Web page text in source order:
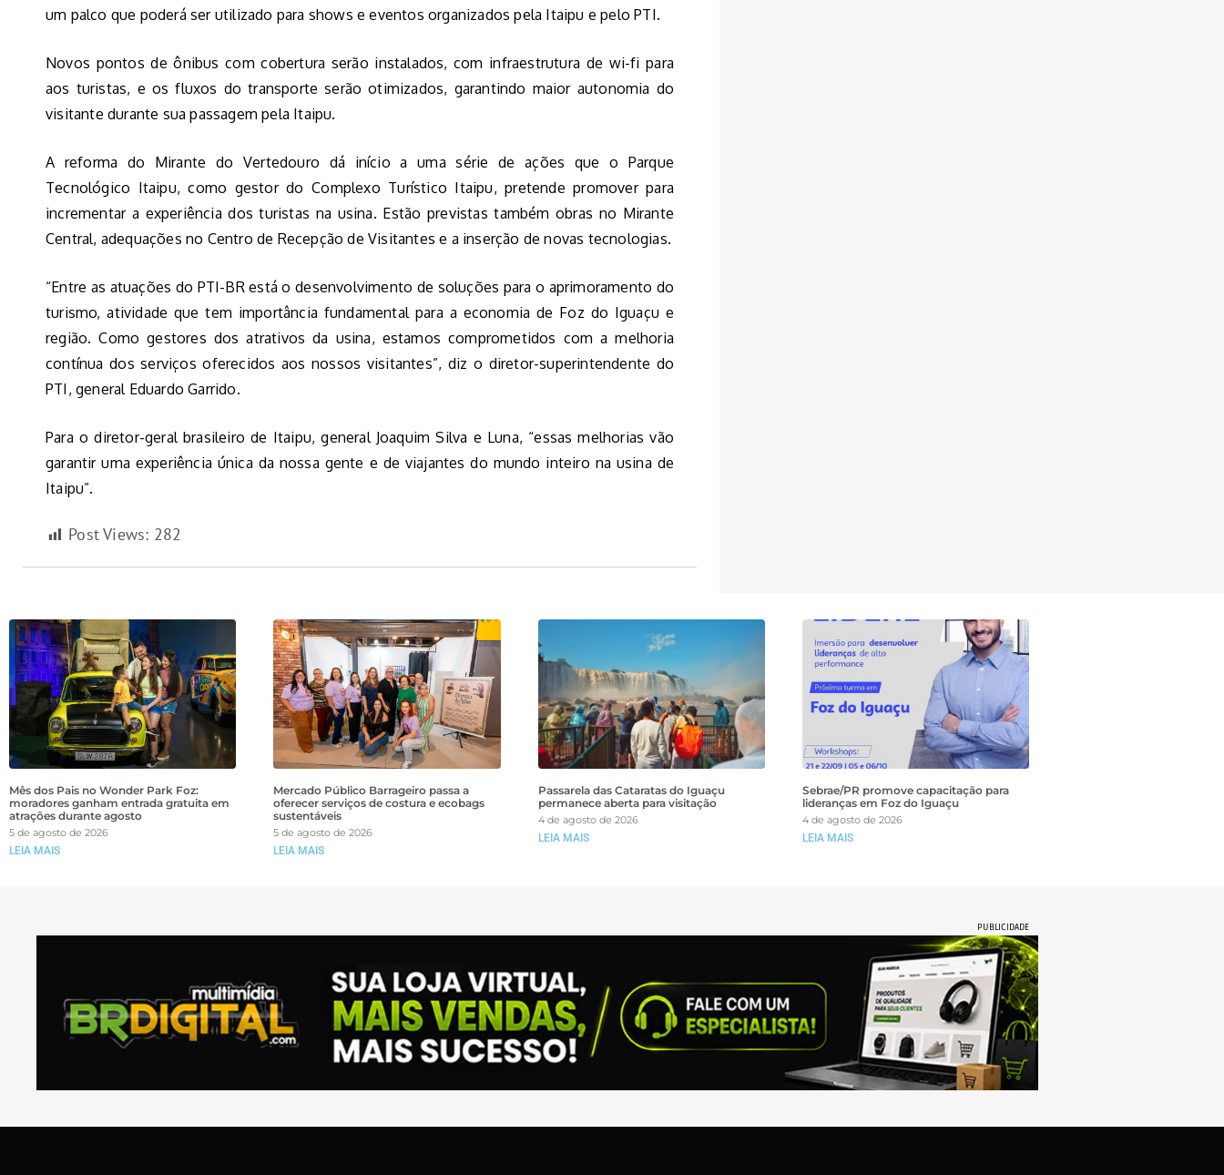
um palco que poderá ser utilizado para shows e eventos organizados pela Itaipu e pelo PTI.
Novos pontos de ônibus com cobertura serão instalados, com infraestrutura de wi-fi para
aos turistas, e os fluxos do transporte serão otimizados, garantindo maior autonomia do
visitante durante sua passagem pela Itaipu.
A reforma do Mirante do Vertedouro dá início a uma série de ações que o Parque
Tecnológico Itaipu, como gestor do Complexo Turístico Itaipu, pretende promover para
incrementar a experiência dos turistas na usina. Estão previstas também obras no Mirante
Central, adequações no Centro de Recepção de Visitantes e a inserção de novas tecnologias.
“Entre as atuações do PTI-BR está o desenvolvimento de soluções para o aprimoramento do
turismo, atividade que tem importância fundamental para a economia de Foz do Iguaçu e
região. Como gestores dos atrativos da usina, estamos comprometidos com a melhoria
contínua dos serviços oferecidos aos nossos visitantes”, diz o diretor-superintendente do
PTI, general Eduardo Garrido.
Para o diretor-geral brasileiro de Itaipu, general Joaquim Silva e Luna, “essas melhorias vão
garantir uma experiência única da nossa gente e de viajantes do mundo inteiro na usina de
Itaipu”.
Post Views: 282
Mês dos Pais no Wonder Park Foz:
moradores ganham entrada gratuita em
atrações durante agosto
5 de agosto de 2026
LEIA MAIS
Mercado Público Barrageiro passa a
oferecer serviços de costura e ecobags
sustentáveis
5 de agosto de 2026
LEIA MAIS
Passarela das Cataratas do Iguaçu
permanece aberta para visitação
4 de agosto de 2026
LEIA MAIS
Sebrae/PR promove capacitação para
lideranças em Foz do Iguaçu
4 de agosto de 2026
LEIA MAIS
PUBLICIDADE